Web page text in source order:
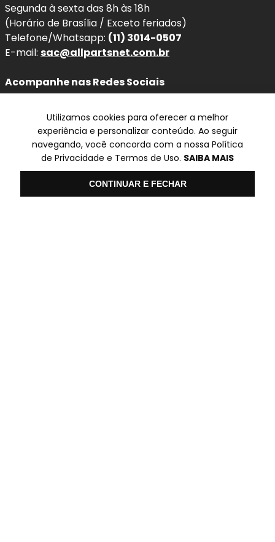
Segunda à sexta das 8h às 18h
(Horário de Brasília / Exceto feriados)
Telefone/Whatsapp: (11) 3014-0507
E-mail: sac@allpartsnet.com.br
Acompanhe nas Redes Sociais
Televendas
SP
✆ (11) 3014-0507
Utilizamos cookies para oferecer a melhor
experiência e personalizar conteúdo. Ao seguir
navegando, você concorda com a nossa Política
de Privacidade e Termos de Uso. SAIBA MAIS
CONTINUAR E FECHAR